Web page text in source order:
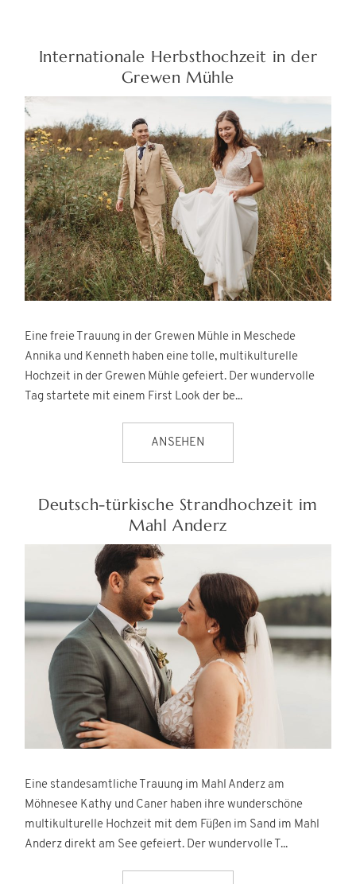
Internationale Herbsthochzeit in der
Grewen Mühle
Eine freie Trauung in der Grewen Mühle in Meschede
Annika und Kenneth haben eine tolle, multikulturelle
Hochzeit in der Grewen Mühle gefeiert. Der wundervolle
Tag startete mit einem First Look der be...
ANSEHEN
Deutsch-türkische Strandhochzeit im
Mahl Anderz
Eine standesamtliche Trauung im Mahl Anderz am
Möhnesee Kathy und Caner haben ihre wunderschöne
multikulturelle Hochzeit mit dem Füßen im Sand im Mahl
Anderz direkt am See gefeiert. Der wundervolle T...